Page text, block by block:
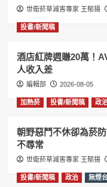
世衛菸草減害專家 王郁揚
投書/新聞稿
酒店紅牌週賺20萬！
人收入差
編輯部 2026-08-05
加熱菸 投書/新聞稿 政
朝野惡鬥不休卻為菸
不尋常
世衛菸草減害專家 王郁揚
投書/新聞稿 政治 無煙